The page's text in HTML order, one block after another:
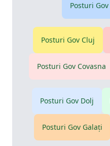
Posturi Gov
Posturi Gov Cluj
Posturi Gov Covasna
Posturi Gov Dolj
Posturi Gov Galaţi